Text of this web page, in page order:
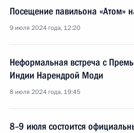
Посещение павильона «Атом»
9 июля 2024 года, 12:20
Неформальная встреча с
Индии Нарендрой Моди
8 июля 2024 года, 19:45
8–9 июля состоится